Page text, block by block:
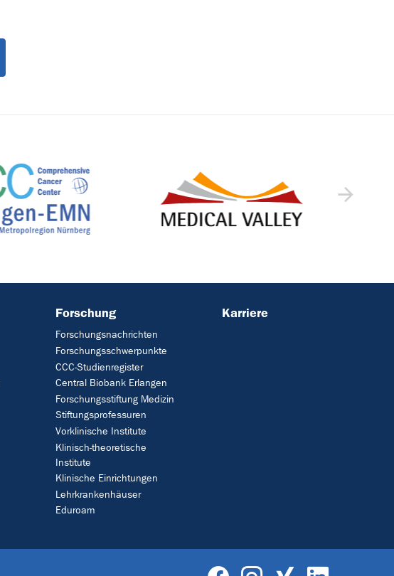
Forschung
Forschungsnachrichten
Forschungsschwerpunkte
CCC-Studienregister
Central Biobank Erlangen
Forschungsstiftung Medizin
Stiftungsprofessuren
Vorklinische Institute
Klinisch-theoretische
Institute
Klinische Einrichtungen
Lehrkrankenhäuser
Eduroam
Karriere